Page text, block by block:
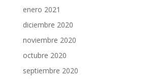
enero 2021
diciembre 2020
noviembre 2020
octubre 2020
septiembre 2020